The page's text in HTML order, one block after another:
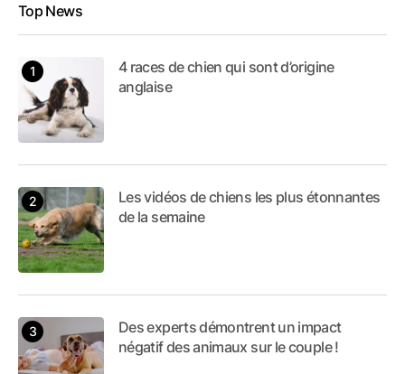
Top News
4 races de chien qui sont d’origine
anglaise
Les vidéos de chiens les plus étonnantes
de la semaine
Des experts démontrent un impact
négatif des animaux sur le couple !